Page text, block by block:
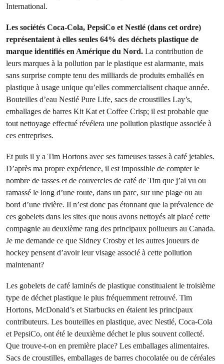
International.
Les sociétés Coca-Cola, PepsiCo et Nestlé (dans cet ordre)
représentaient à elles seules 64% des déchets plastique de
marque identifiés en Amérique du Nord. La contribution de
leurs marques à la pollution par le plastique est alarmante, mais
sans surprise compte tenu des milliards de produits emballés en
plastique à usage unique qu’elles commercialisent chaque année.
Bouteilles d’eau Nestlé Pure Life, sacs de croustilles Lay’s,
emballages de barres Kit Kat et Coffee Crisp; il est probable que
tout nettoyage effectué révélera une pollution plastique associée à
ces entreprises.
Et puis il y a Tim Hortons avec ses fameuses tasses à café jetables.
D’après ma propre expérience, il est impossible de compter le
nombre de tasses et de couvercles de café de Tim que j’ai vu ou
ramassé le long d’une route, dans un parc, sur une plage ou au
bord d’une rivière. Il n’est donc pas étonnant que la prévalence de
ces gobelets dans les sites que nous avons nettoyés ait placé cette
compagnie au deuxième rang des principaux pollueurs au Canada.
Je me demande ce que Sidney Crosby et les autres joueurs de
hockey pensent d’avoir leur visage associé à cette pollution
maintenant?
Les gobelets de café laminés de plastique constituaient le troisième
type de déchet plastique le plus fréquemment retrouvé. Tim
Hortons, McDonald’s et Starbucks en étaient les principaux
contributeurs. Les bouteilles en plastique, avec Nestlé, Coca-Cola
et PepsiCo, ont été le deuxième déchet le plus souvent collecté.
Que trouve-t-on en première place? Les emballages alimentaires.
Sacs de croustilles, emballages de barres chocolatée ou de céréales